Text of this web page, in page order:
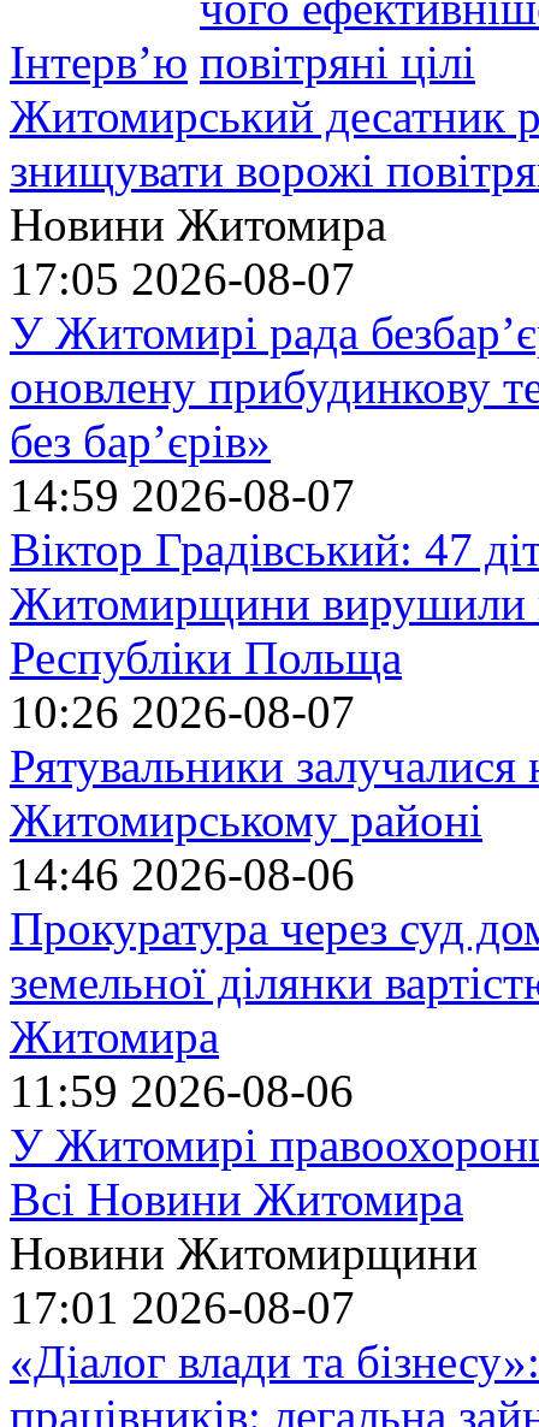
Інтерв’ю
Житомирський десатник
знищувати ворожі
Новини Житомира
17:05 2026-08-07
У Житомирі рада
оновлену прибудинкову
без бар’єрів»
14:59 2026-08-07
Віктор Градівський: 47
Житомирщини вирушили
Республіки Польща
10:26 2026-08-07
Рятувальники
Житомирському районі
14:46 2026-08-06
Прокуратура через суд
земельної ділянки
Житомира
11:59 2026-08-06
У Житомирі
Всі Новини Житомира
Новини Житомирщини
17:01 2026-08-07
«Діалог влади та
працівників: легальна